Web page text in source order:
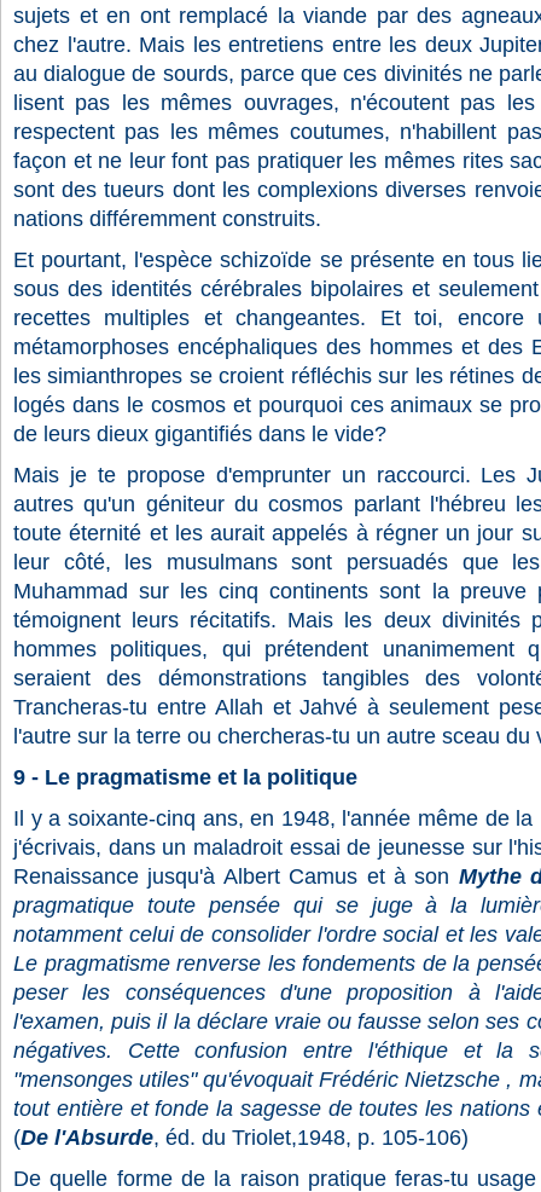
sujets et en ont remplacé la viande par des
chez l'autre. Mais les entretiens entre les deux
au dialogue de sourds, parce que ces divinités ne
lisent pas les mêmes ouvrages, n'écoutent pas
respectent pas les mêmes coutumes, n'habillent
façon et ne leur font pas pratiquer les mêmes rites
sont des tueurs dont les complexions diverses
nations différemment construits.
Et pourtant, l'espèce schizoïde se présente en tous
sous des identités cérébrales bipolaires et
recettes multiples et changeantes. Et toi,
métamorphoses encéphaliques des hommes et des
les simianthropes se croient réfléchis sur les rétines
logés dans le cosmos et pourquoi ces animaux se
de leurs dieux gigantifiés dans le vide?
Mais je te propose d'emprunter un raccourci. Les
autres qu'un géniteur du cosmos parlant l'hébreu
toute éternité et les aurait appelés à régner un jour
leur côté, les musulmans sont persuadés que
Muhammad sur les cinq continents sont la
témoignent leurs récitatifs. Mais les deux divinités
hommes politiques, qui prétendent unanimement
seraient des démonstrations tangibles des
Trancheras-tu entre Allah et Jahvé à seulement
l'autre sur la terre ou chercheras-tu un autre sceau du
9 - Le pragmatisme et la politique
Il y a soixante-cinq ans, en 1948, l'année même de
j'écrivais, dans un maladroit essai de jeunesse sur
Renaissance jusqu'à Albert Camus et à son Mythe
pragmatique toute pensée qui se juge à la
notamment celui de consolider l'ordre social et les
Le pragmatisme renverse les fondements de la
peser les conséquences d'une proposition à
l'examen, puis il la déclare vraie ou fausse selon ses
négatives. Cette confusion entre l'éthique et la
"mensonges utiles" qu'évoquait Frédéric Nietzsche ,
tout entière et fonde la sagesse de toutes les nations
(De l'Absurde, éd. du Triolet,1948, p. 105-106)
De quelle forme de la raison pratique feras-tu